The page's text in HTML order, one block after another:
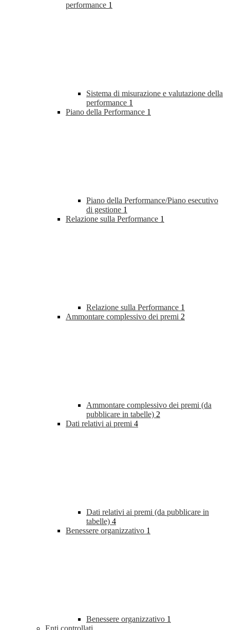
performance 1
Sistema di misurazione e valutazione della
performance 1
Piano della Performance 1
Piano della Performance/Piano esecutivo
di gestione 1
Relazione sulla Performance 1
Relazione sulla Performance 1
Ammontare complessivo dei premi 2
Ammontare complessivo dei premi (da
pubblicare in tabelle) 2
Dati relativi ai premi 4
Dati relativi ai premi (da pubblicare in
tabelle) 4
Benessere organizzativo 1
Benessere organizzativo 1